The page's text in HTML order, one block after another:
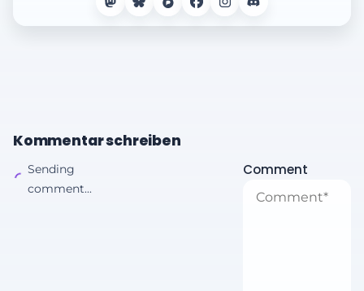
Kommentar schreiben
Sending
comment...
Comment